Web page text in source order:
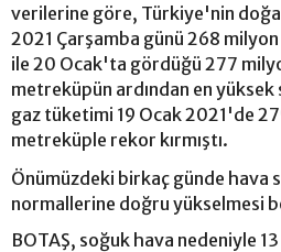
verilerine göre, Türkiye'nin
2021 Çarşamba günü 268
ile 20 Ocak'ta gördüğü 277
metreküpün ardından en
gaz tüketimi 19 Ocak 2021'de
metreküple rekor kırmıştı.
Önümüzdeki birkaç günde hava
normallerine doğru yükselmesi
BOTAŞ, soğuk hava nedeniyle